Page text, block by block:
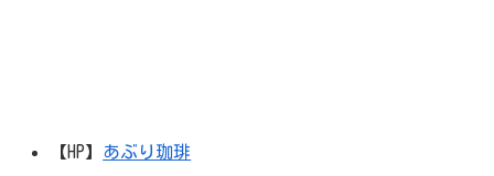
【HP】 あぶり珈琲